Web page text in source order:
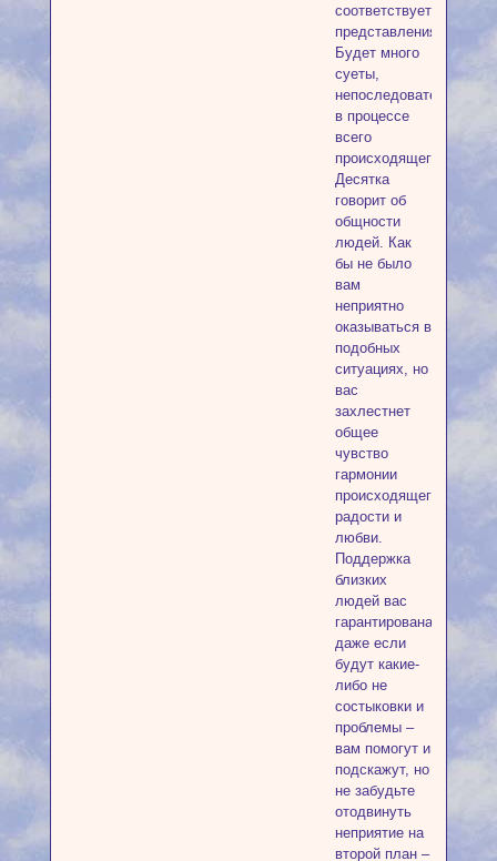
соответствует
представлениям.
Будет много
суеты,
непоследовательности
в процессе
всего
происходящего.
Десятка
говорит об
общности
людей. Как
бы не было
вам
неприятно
оказываться в
подобных
ситуациях, но
вас
захлестнет
общее
чувство
гармонии
происходящего,
радости и
любви.
Поддержка
близких
людей вас
гарантирована,
даже если
будут какие-
либо не
состыковки и
проблемы –
вам помогут и
подскажут, но
не забудьте
отодвинуть
неприятие на
второй план –